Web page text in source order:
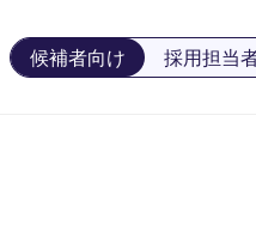
候補者向け 採用担当